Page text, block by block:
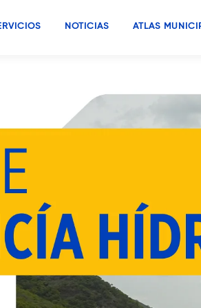
NOTICIAS ATLAS